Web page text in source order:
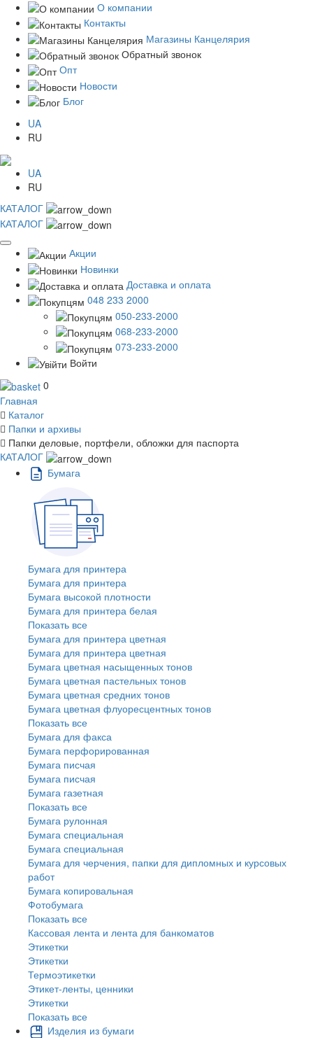
О компании
Контакты
Магазины Канцелярия
Обратный звонок
Опт
Новости
Блог
UA
RU
UA
RU
КАТАЛОГ
КАТАЛОГ
Акции
Новинки
Доставка и оплата
048 233 2000
050-233-2000
068-233-2000
073-233-2000
Войти
0
Главная
Каталог
Папки и архивы
Папки деловые, портфели, обложки для паспорта
КАТАЛОГ
Бумага
Бумага для принтера
Бумага для принтера
Бумага высокой плотности
Бумага для принтера белая
Показать все
Бумага для принтера цветная
Бумага для принтера цветная
Бумага цветная насыщенных тонов
Бумага цветная пастельных тонов
Бумага цветная средних тонов
Бумага цветная флуоресцентных тонов
Показать все
Бумага для факса
Бумага перфорированная
Бумага писчая
Бумага писчая
Бумага газетная
Показать все
Бумага рулонная
Бумага специальная
Бумага специальная
Бумага для черчения, папки для дипломных и курсовых
работ
Бумага копировальная
Фотобумага
Показать все
Кассовая лента и лента для банкоматов
Этикетки
Этикетки
Термоэтикетки
Этикет-ленты, ценники
Этикетки
Показать все
Изделия из бумаги